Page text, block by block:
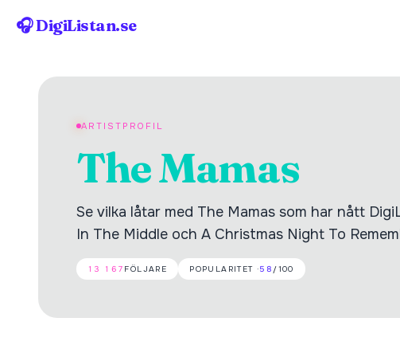
🎧 DigiListan.se
ARTISTPROFIL
The Mamas
Se vilka låtar med The Mamas som har nått
In The Middle och A Christmas Night To
13 167 FÖLJARE POPULARITET ·58 /100